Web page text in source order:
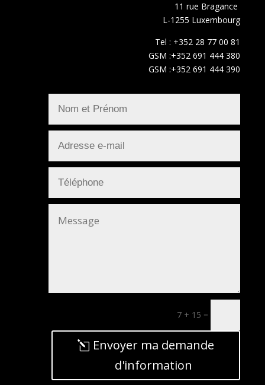
11 rue Bragance
L-1255 Luxembourg
Tel : +352 28 77 00 81
GSM :+352 691 444 380
GSM :+352 691 444 390
7 + 15 =
Envoyer ma demande
d'information